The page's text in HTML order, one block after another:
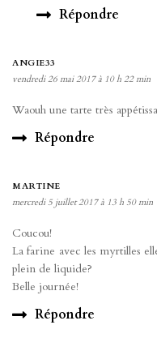
Répondre
ANGIE33
vendredi 26 mai 2017 à 10 h 22 min
Waouh une tarte très
Répondre
MARTINE
mercredi 5 juillet 2017 à 13 h 50 min
Coucou!
La farine avec les myrtilles
plein de liquide?
Belle journée!
Répondre